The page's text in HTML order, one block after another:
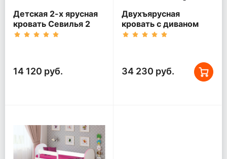
Детская 2-х ярусная
кровать Севилья 2
14 120 руб.
Двухъярусная
кровать с диваном
Мадлен Черная
34 230 руб.